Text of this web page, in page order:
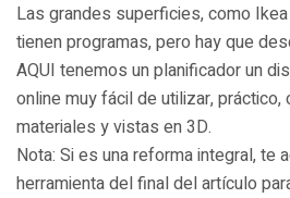
Las grandes superficies, como
tienen programas, pero hay que
AQUI tenemos un planificador un
online muy fácil de utilizar, práctico,
materiales y vistas en 3D.
Nota: Si es una reforma integral, te
herramienta del final del artículo